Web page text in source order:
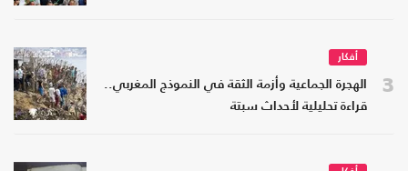
3
أفكار
الهجرة الجماعية وأزمة الثقة في النموذج المغربي..
قراءة تحليلية لأحداث سبتة